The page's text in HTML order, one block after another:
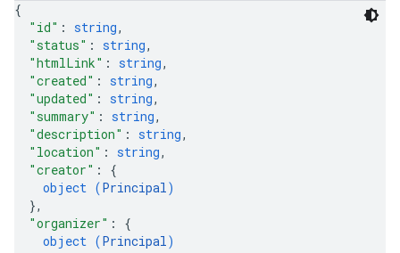
{
"id" : string,
"status" : string,
"htmlLink" : string,
"created" : string,
"updated" : string,
"summary" : string,
"description" : string,
"location" : string,
"creator" : {
object (Principal)
},
"organizer" : {
object (Principal)